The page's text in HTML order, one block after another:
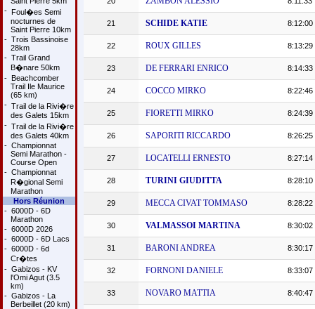
- Foul�es Semi
nocturnes de
Saint Pierre 10km
- Trois Bassinoise
28km
- Trail Grand
B�nare 50km
- Beachcomber
Trail Ile Maurice
(65 km)
- Trail de la Rivi�re
des Galets 15km
- Trail de la Rivi�re
des Galets 40km
- Championnat
Semi Marathon -
Course Open
- Championnat
R�gional Semi
Marathon
Hors Réunion
- 6000D - 6D
Marathon
- 6000D 2026
- 6000D - 6D Lacs
- 6000D - 6d
Cr�tes
- Gabizos - KV
l'Omi Agut (3.5
km)
- Gabizos - La
Berbeillet (20 km)
21 SCHIDE KATIE 8:12:00
22 ROUX GILLES 8:13:29
23 DE FERRARI ENRICO 8:14:33
24 COCCO MIRKO 8:22:46
25 FIORETTI MIRKO 8:24:39
26 SAPORITI RICCARDO 8:26:25
27 LOCATELLI ERNESTO 8:27:14
28 TURINI GIUDITTA 8:28:10
29 MECCA CIVAT TOMMASO 8:28:22
30 VALMASSOI MARTINA 8:30:02
31 BARONI ANDREA 8:30:17
32 FORNONI DANIELE 8:33:07
33 NOVARO MATTIA 8:40:47